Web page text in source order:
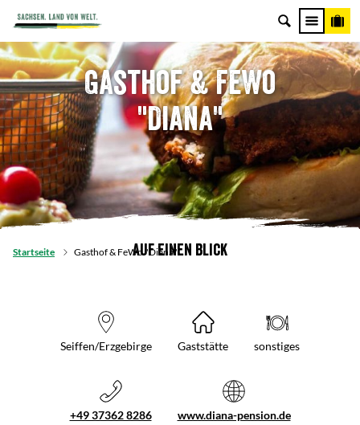
Gasthof & FeWo
"Diana"
Startseite Gasthof & FeWo "Diana"Auf einen Blick
Seiffen/Erzgebirge Gaststätte sonstiges
+49 37362 8286 www.diana-pension.de